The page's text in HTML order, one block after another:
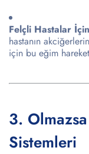
Felçli Hastalar
hastanın
için bu eğim
3.
Sistemleri